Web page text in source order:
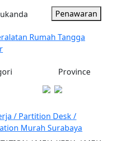
Penawaran
Rumah Tangga
Province
/ Partition Desk /
Murah Surabaya